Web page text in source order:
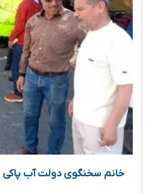
خانم سخنگوی دولت آب